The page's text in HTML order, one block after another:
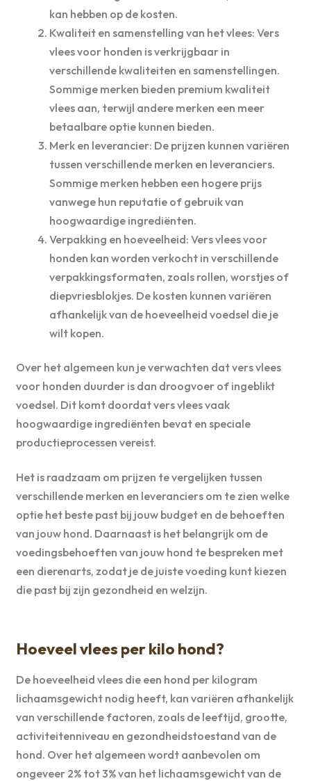
kan hebben op de kosten.
Kwaliteit en samenstelling van het vlees: Vers
vlees voor honden is verkrijgbaar in
verschillende kwaliteiten en samenstellingen.
Sommige merken bieden premium kwaliteit
vlees aan, terwijl andere merken een meer
betaalbare optie kunnen bieden.
Merk en leverancier: De prijzen kunnen variëren
tussen verschillende merken en leveranciers.
Sommige merken hebben een hogere prijs
vanwege hun reputatie of gebruik van
hoogwaardige ingrediënten.
Verpakking en hoeveelheid: Vers vlees voor
honden kan worden verkocht in verschillende
verpakkingsformaten, zoals rollen, worstjes of
diepvriesblokjes. De kosten kunnen variëren
afhankelijk van de hoeveelheid voedsel die je
wilt kopen.
Over het algemeen kun je verwachten dat vers vlees
voor honden duurder is dan droogvoer of ingeblikt
voedsel. Dit komt doordat vers vlees vaak
hoogwaardige ingrediënten bevat en speciale
productieprocessen vereist.
Het is raadzaam om prijzen te vergelijken tussen
verschillende merken en leveranciers om te zien welke
optie het beste past bij jouw budget en de behoeften
van jouw hond. Daarnaast is het belangrijk om de
voedingsbehoeften van jouw hond te bespreken met
een dierenarts, zodat je de juiste voeding kunt kiezen
die past bij zijn gezondheid en welzijn.
Hoeveel vlees per kilo hond?
De hoeveelheid vlees die een hond per kilogram
lichaamsgewicht nodig heeft, kan variëren afhankelijk
van verschillende factoren, zoals de leeftijd, grootte,
activiteitenniveau en gezondheidstoestand van de
hond. Over het algemeen wordt aanbevolen om
ongeveer 2% tot 3% van het lichaamsgewicht van de